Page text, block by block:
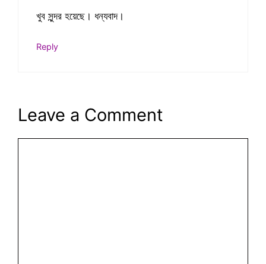
খুব সুন্দর হয়েছে। ধন্যবাদ।
Reply
Leave a Comment